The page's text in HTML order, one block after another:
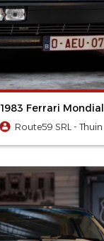
1983 Ferrari Mondial
Route59 SRL - Thuin